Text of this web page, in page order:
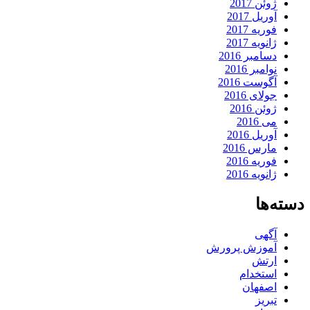
ژوئن 2017
آوریل 2017
فوریه 2017
ژانویه 2017
دسامبر 2016
نوامبر 2016
آگوست 2016
جولای 2016
ژوئن 2016
می 2016
آوریل 2016
مارس 2016
فوریه 2016
ژانویه 2016
دسته‌ها
آگهی
آموزش پرورش
ارتش
استخدام
اصفهان
تبریز